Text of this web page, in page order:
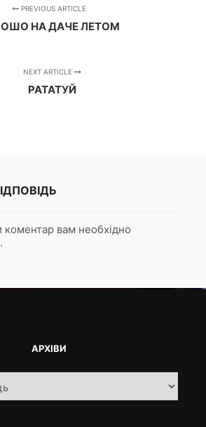
PREVIOUS ARTICLE
НА ДАЧЕ ЛЕТОМ
NEXT ARTICLE
РАТАТУЙ
коментар вам необхідно
.
АРХІВИ